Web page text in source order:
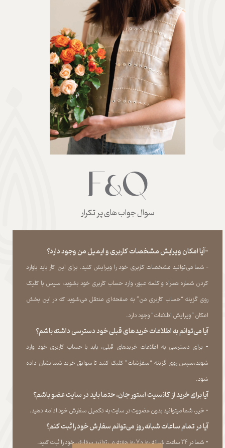
سوال جواب های پر تکرار
-آیا امکان ویرایش مشخصات کاربری و ایمیل من وجود دارد؟
- شما می‏‌توانید مشخصات کاربری خود را ویرایش کنید. برای این کار باید باوارد
کردن شماره همراه و کلمه عبور، وارد حساب کاربری خود بشوید، سپس با کلیک
روی گزینه “حساب کاربری من” به صفحه‏‌ای منتقل می‏‌شوید که در این بخش
امکان “ویرایش اطلاعات” وجود دارد.​​​​​​​
آیا می‌‏توانم به اطلاعات خریدهای قبلی خود دسترسی داشته باشم؟
​​​​​​​- برای دسترسی به اطلاعات خریدهای قبلی، باید با حساب کاربری خود وارد
شوید،سپس روی گزینه “سفارشات” کلیک کنید تا سوابق خرید شما نشان داده
‏شود.​​​​​​​
آیا برای خرید از کانسپت استور جان، حتما باید در سایت عضو باشم؟
​​​​​​​- خیر، شما میتوانید بدون عضویت در سایت به تکمیل سفارش خود ادامه دهید.​​​​​​​
آیا در تمام ساعات شبانه روز می‌توانم سفارش خود را ثبت کنم؟
​​​​​​​​​​​​​​- شما در ۲۴ ساعت شبانه روز و ۷ روز هفته می‌‏توانید سفارش خود را ثبت کنید.